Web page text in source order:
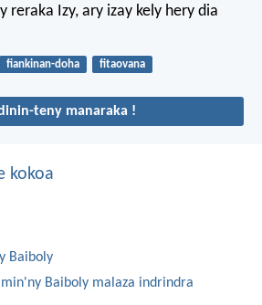
reraka Izy, ary izay kely hery dia
fiankinan-doha fitaovana
teny manaraka !
kokoa
Baiboly
Baiboly malaza indrindra